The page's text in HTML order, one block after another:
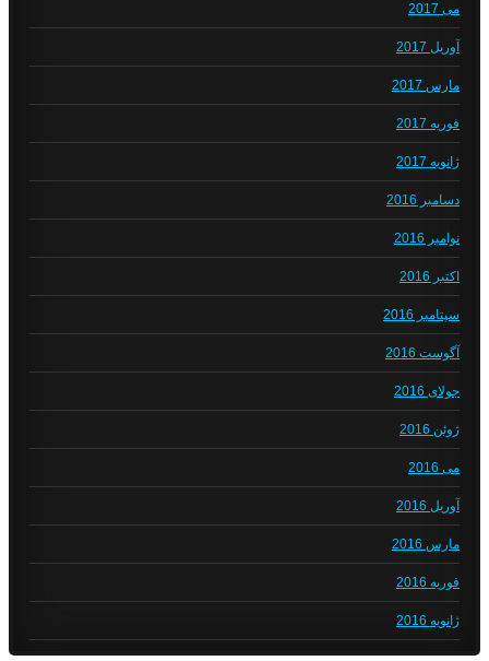
می 2017
آوریل 2017
مارس 2017
فوریه 2017
ژانویه 2017
دسامبر 2016
نوامبر 2016
اکتبر 2016
سپتامبر 2016
آگوست 2016
جولای 2016
ژوئن 2016
می 2016
آوریل 2016
مارس 2016
فوریه 2016
ژانویه 2016